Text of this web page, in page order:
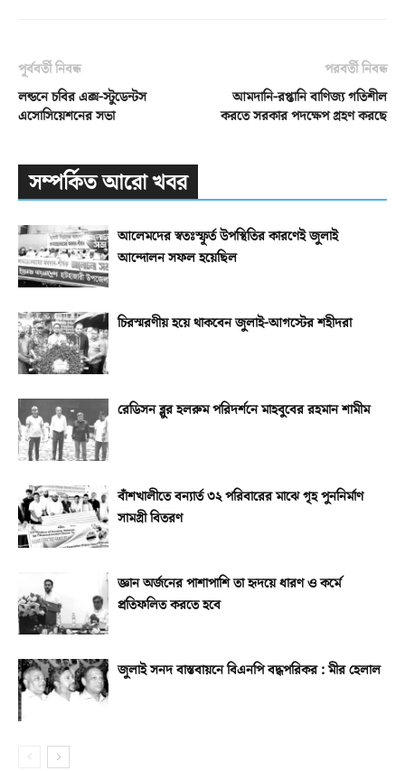
পূর্ববর্তী নিবন্ধ
লন্ডনে চবির এক্স-স্টুডেন্টস
এসোসিয়েশনের সভা
পরবর্তী নিবন্ধ
আমদানি-রপ্তানি বাণিজ্য গতিশীল
করতে সরকার পদক্ষেপ গ্রহণ করছে
সম্পর্কিত আরো খবর
আলেমদের স্বতঃস্ফূর্ত উপস্থিতির কারণেই জুলাই
আন্দোলন সফল হয়েছিল
চিরস্মরণীয় হয়ে থাকবেন জুলাই-আগস্টের শহীদরা
রেডিসন ব্লুর হলরুম পরিদর্শনে মাহবুবের রহমান শামীম
বাঁশখালীতে বন্যার্ত ৩২ পরিবারের মাঝে গৃহ পুননির্মাণ
সামগ্রী বিতরণ
জ্ঞান অর্জনের পাশাপাশি তা হৃদয়ে ধারণ ও কর্মে
প্রতিফলিত করতে হবে
জুলাই সনদ বাস্তবায়নে বিএনপি বদ্ধপরিকর : মীর হেলাল